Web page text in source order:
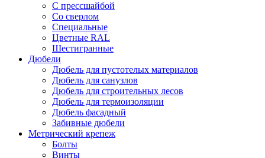
С прессшайбой
Со сверлом
Специальные
Цветные RAL
Шестигранные
Дюбели
Дюбель для пустотелых материалов
Дюбель для санузлов
Дюбель для строительных лесов
Дюбель для термоизоляции
Дюбель фасадный
Забивные дюбели
Метрический крепеж
Болты
Винты